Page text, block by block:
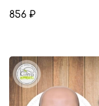
856 ₽